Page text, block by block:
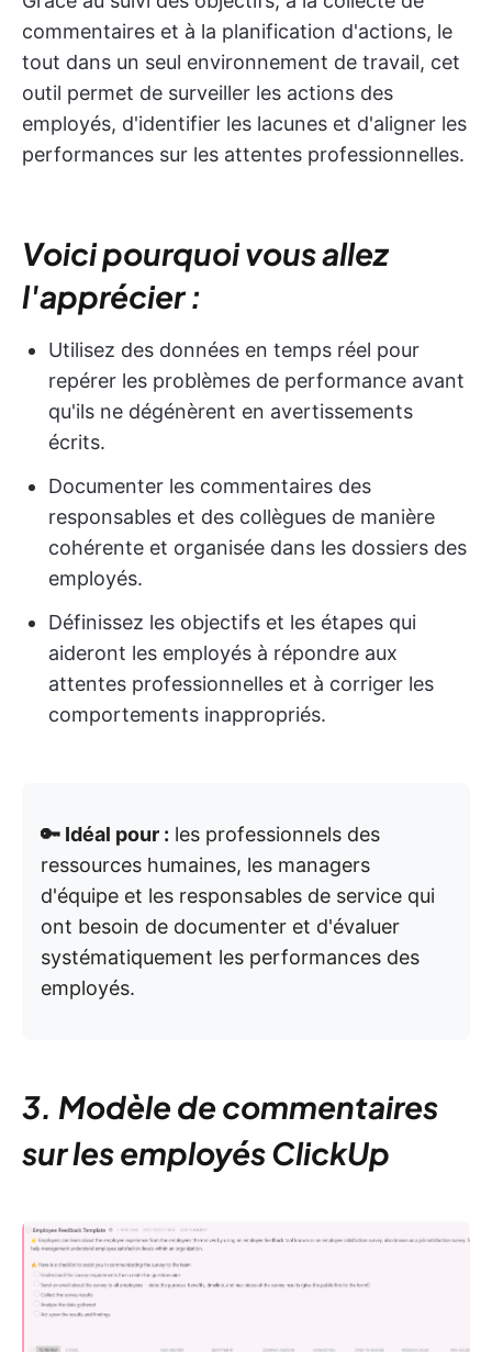
commentaires et à la planification d'actions, le
tout dans un seul environnement de travail, cet
outil permet de surveiller les actions des
employés, d'identifier les lacunes et d'aligner les
performances sur les attentes professionnelles.
Voici pourquoi vous allez
l'apprécier :
Utilisez des données en temps réel pour
repérer les problèmes de performance avant
qu'ils ne dégénèrent en avertissements
écrits.
Documenter les commentaires des
responsables et des collègues de manière
cohérente et organisée dans les dossiers des
employés.
Définissez les objectifs et les étapes qui
aideront les employés à répondre aux
attentes professionnelles et à corriger les
comportements inappropriés.
🔑 Idéal pour : les professionnels des
ressources humaines, les managers
d'équipe et les responsables de service qui
ont besoin de documenter et d'évaluer
systématiquement les performances des
employés.
3. Modèle de commentaires
sur les employés ClickUp